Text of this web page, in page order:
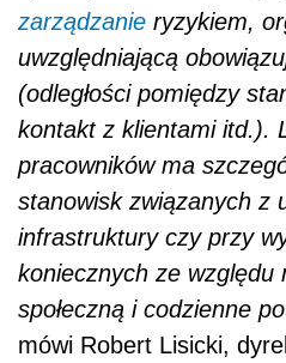
zarządzanie ryzykiem,
uwzględniającą
(odległości pomiędzy
kontakt z klientami itd.).
pracowników ma
stanowisk związanych z
infrastruktury czy przy
koniecznych ze względu
społeczną i codzienne
mówi Robert Lisicki,